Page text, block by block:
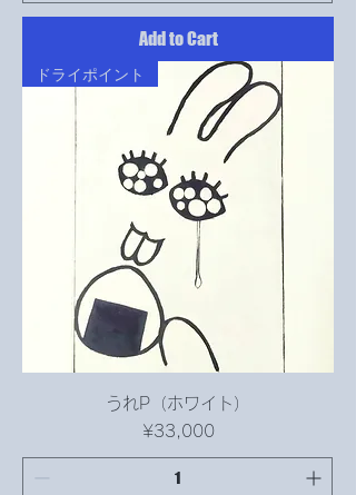
Add to Cart
ドライポイント
うれP（ホワイト）
Price
¥33,000